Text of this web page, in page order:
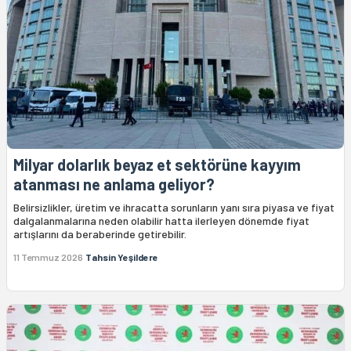
Milyar dolarlık beyaz et sektörüne kayyım
atanması ne anlama geliyor?
Belirsizlikler, üretim ve ihracatta sorunların yanı sıra piyasa ve fiyat
dalgalanmalarına neden olabilir hatta ilerleyen dönemde fiyat
artışlarını da beraberinde getirebilir.
11 Temmuz 2026 Tahsin Yeşildere